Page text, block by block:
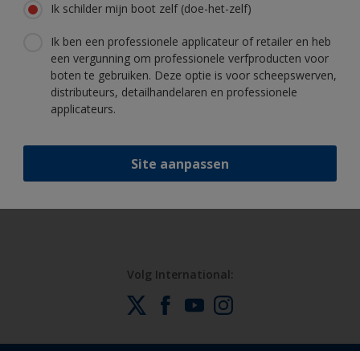
Ik schilder mijn boot zelf (doe-het-zelf)
Ik ben een professionele applicateur of retailer en heb
een vergunning om professionele verfproducten voor
boten te gebruiken. Deze optie is voor scheepswerven,
distributeurs, detailhandelaren en professionele
applicateurs.
Site aanpassen
Krijg al het technische advies om vol
vertrouwen uw boot te schilderen
Profiteer van onze non-stop innovatie
en wetenschappelijke kennis
Volg International: